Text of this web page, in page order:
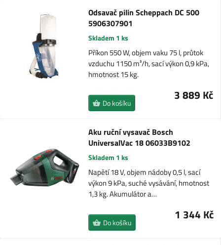
Odsavač pilin Scheppach DC 500
5906307901
Skladem 1 ks
Příkon 550 W, objem vaku 75 l, průtok
vzduchu 1150 m³/h, sací výkon 0,9 kPa,
hmotnost 15 kg.
3 889 Kč
Do košíku
Aku ruční vysavač Bosch
UniversalVac 18 06033B9102
Skladem 1 ks
Napětí 18 V, objem nádoby 0,5 l, sací
výkon 9 kPa, suché vysávání, hmotnost
1,3 kg. Akumulátor a…
1 344 Kč
Do košíku